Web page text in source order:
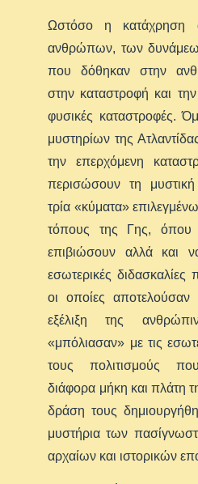
Ωστόσο η κατάχρηση
ανθρώπων, των
που δόθηκαν στην
στην καταστροφή και
φυσικές καταστροφές.
μυστηρίων της
την επερχόμενη
περισώσουν τη
τρία «κύματα»
τόπους της Γης,
επιβιώσουν αλλά και
εσωτερικές διδασκαλίες
οι οποίες αποτελούσαν
εξέλιξη της
«μπόλιασαν» με τις
τους πολιτισμούς
διάφορα μήκη και πλάτη
δράση τους
μυστήρια των
αρχαίων και ιστορικών